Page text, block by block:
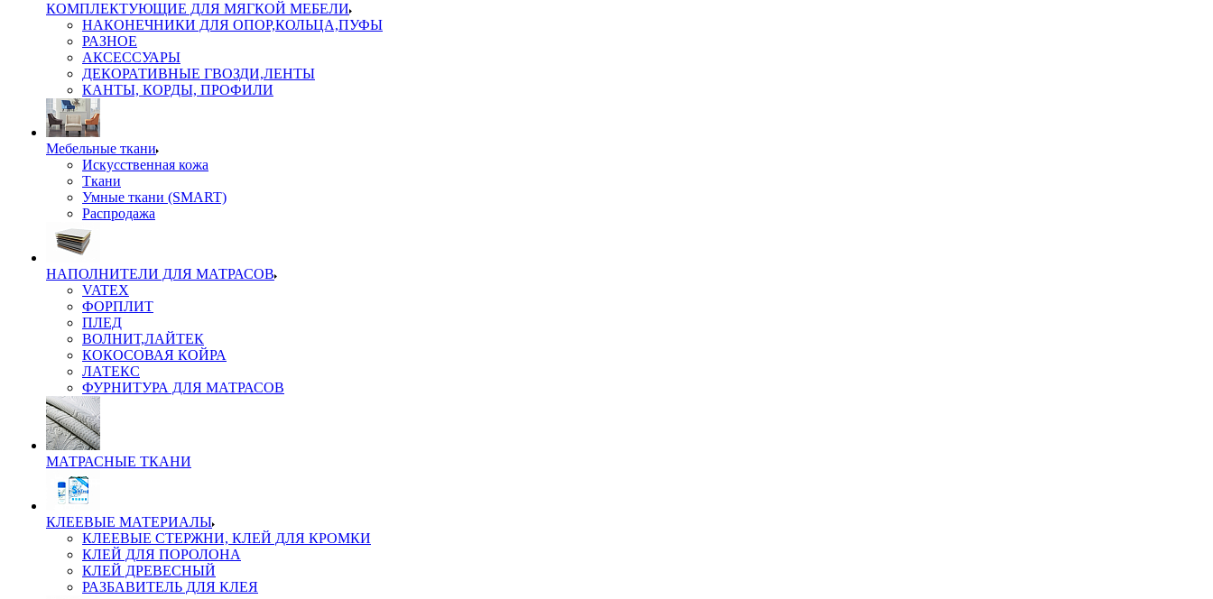
КОМПЛЕКТУЮЩИЕ ДЛЯ МЯГКОЙ МЕБЕЛИ
НАКОНЕЧНИКИ ДЛЯ ОПОР,КОЛЬЦА,ПУФЫ
РАЗНОЕ
АКСЕССУАРЫ
ДЕКОРАТИВНЫЕ ГВОЗДИ,ЛЕНТЫ
КАНТЫ, КОРДЫ, ПРОФИЛИ
Мебельные ткани
Искусственная кожа
Ткани
Умные ткани (SMART)
Распродажа
НАПОЛНИТЕЛИ ДЛЯ МАТРАСОВ
VATEX
ФОРПЛИТ
ПЛЕД
ВОЛНИТ,ЛАЙТЕК
КОКОСОВАЯ КОЙРА
ЛАТЕКС
ФУРНИТУРА ДЛЯ МАТРАСОВ
МАТРАСНЫЕ ТКАНИ
КЛЕЕВЫЕ МАТЕРИАЛЫ
КЛЕЕВЫЕ СТЕРЖНИ, КЛЕЙ ДЛЯ КРОМКИ
КЛЕЙ ДЛЯ ПОРОЛОНА
КЛЕЙ ДРЕВЕСНЫЙ
РАЗБАВИТЕЛЬ ДЛЯ КЛЕЯ